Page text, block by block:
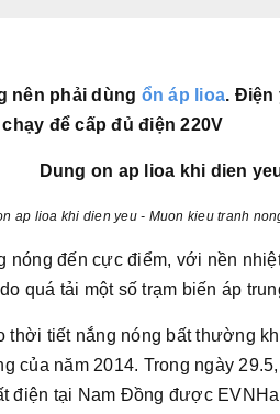
nên phải dùng ổn áp lioa. Điện
để cấp đủ điện 220V
ap lioa khi dien yeu - Muon kieu tranh
nóng đến cực điểm, với nền
quá tải một số trạm biến áp
tiết nắng nóng bất thường
của năm 2014. Trong ngày
điện tại Nam Đồng được